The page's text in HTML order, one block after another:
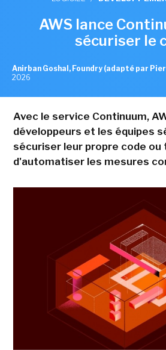
AWS lance
sécuriser le
Anirban Goshal, Foundry (adapté par
2026
Avec le service Continuum,
développeurs et les équipes
sécuriser leur propre code ou
d'automatiser les mesures